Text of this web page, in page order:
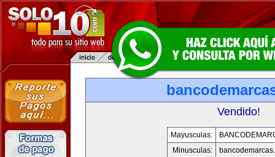
Vendido!
Mayusculas:
Minusculas: